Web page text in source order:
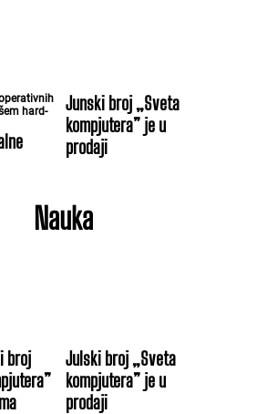
hard-
Junski broj „Sveta
kompjutera” je u
prodaji
Nauka
broj
Julski broj „Sveta
kompjutera” je u
prodaji